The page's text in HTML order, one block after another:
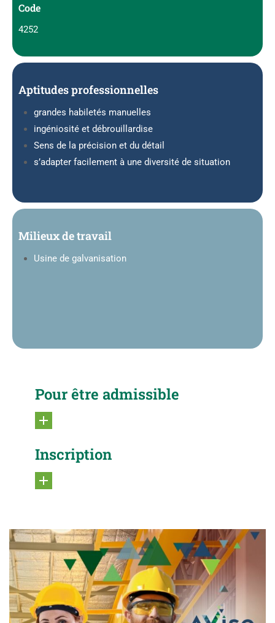
Code
4252
Aptitudes professionnelles
grandes habiletés manuelles
ingéniosité et débrouillardise
Sens de la précision et du détail
s’adapter facilement à une diversité de situation
Milieux de travail
Usine de galvanisation
Pour être admissible
Inscription